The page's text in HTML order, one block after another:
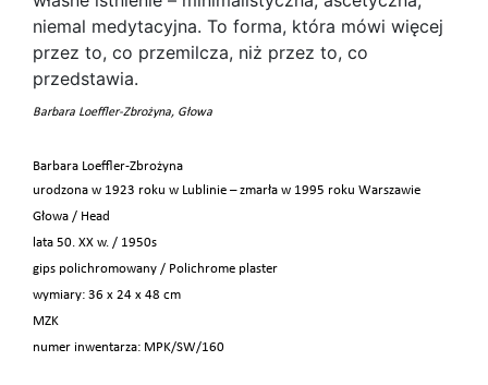
Barbara Loeffler-Zbrożyna, Głowa
Barbara Loeffler-Zbrożyna
urodzona w 1923 roku w Lublinie – zmarła w 1995 roku Warszawie
Głowa / Head
lata 50. XX w. / 1950s
gips polichromowany / Polichrome plaster
wymiary: 36 x 24 x 48 cm
MZK
numer inwentarza: MPK/SW/160